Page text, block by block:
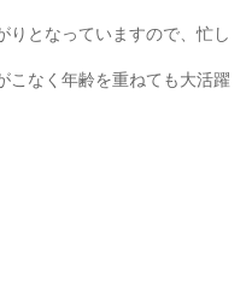
りとなっていますので、忙し
こなく年齢を重ねても大活躍